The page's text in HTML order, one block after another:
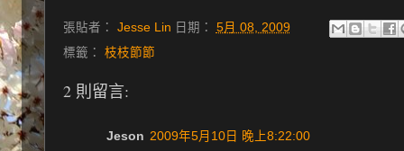
張貼者： Jesse Lin 日期： 5月 08, 2009
標籤： 枝枝節節
2 則留言:
Jeson 2009年5月10日 晚上8:22:00